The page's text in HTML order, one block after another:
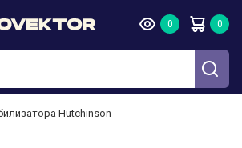
Hutchinson